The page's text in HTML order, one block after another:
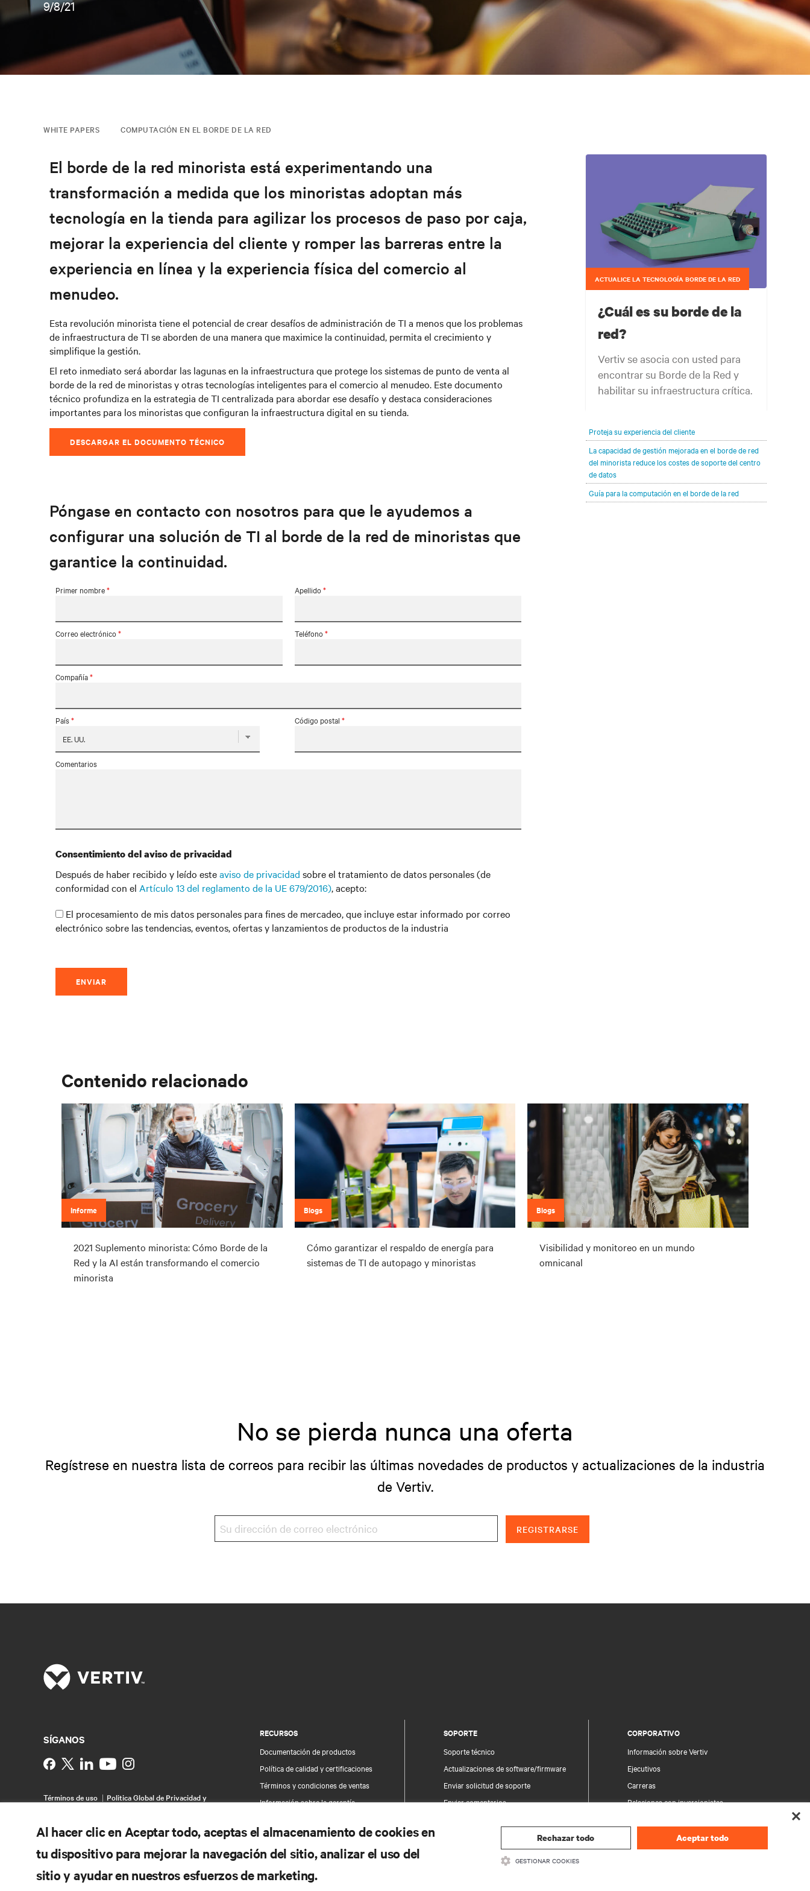
9/8/21
WHITE PAPERS COMPUTACIÓN EN EL BORDE DE LA RED
El borde de la red minorista está experimentando una
transformación a medida que los minoristas adoptan más
tecnología en la tienda para agilizar los procesos de paso por caja,
mejorar la experiencia del cliente y romper las barreras entre la
experiencia en línea y la experiencia física del comercio al
menudeo.
Esta revolución minorista tiene el potencial de crear desafíos de administración de TI a menos que los problemas
de infraestructura de TI se aborden de una manera que maximice la continuidad, permita el crecimiento y
simplifique la gestión.
El reto inmediato será abordar las lagunas en la infraestructura que protege los sistemas de punto de venta al
borde de la red de minoristas y otras tecnologías inteligentes para el comercio al menudeo. Este documento
técnico profundiza en la estrategia de TI centralizada para abordar ese desafío y destaca consideraciones
importantes para los minoristas que configuran la infraestructura digital en su tienda.
DESCARGAR EL DOCUMENTO TÉCNICO
Póngase en contacto con nosotros para que le ayudemos a
configurar una solución de TI al borde de la red de minoristas que
garantice la continuidad.
Primer nombre* Apellido*
Correo electrónico* Teléfono*
Compañía*
País* Código postal *
Comentarios
Consentimiento del aviso de privacidad
Después de haber recibido y leído esteaviso de privacidad sobre el tratamiento de datos personales (de
conformidad con el Artículo 13 del reglamento de la UE 679/2016), acepto:
El procesamiento de mis datos personales para fines de mercadeo, que incluye estar informado por correo
electrónico sobre las tendencias, eventos, ofertas y lanzamientos de productos de la industria
ENVIAR
ACTUALICE LA TECNOLOGÍA BORDE DE LA RED
¿Cuál es su borde de la
red?
Vertiv se asocia con usted para
encontrar su Borde de la Red y
habilitar su infraestructura crítica.
donde sea que sus clientes estén y para lo que
necesiten. Su desafío es mantenerse al ritmo de
esa evolución.
Proteja su experiencia del cliente
La capacidad de gestión mejorada en el borde de red
del minorista reduce los costes de soporte del centro
de datos
Guía para la computación en el borde de la red
Contenido relacionado
Informe
2021 Suplemento minorista: Cómo Borde de la
Red y la AI están transformando el comercio
minorista
Blogs
Cómo garantizar el respaldo de energía para
sistemas de TI de autopago y minoristas
Blogs
Visibilidad y monitoreo en un mundo
omnicanal
No se pierda nunca una oferta
Regístrese en nuestra lista de correos para recibir las últimas novedades de productos y actualizaciones de la industria
de Vertiv.
REGISTRARSE
RECURSOS
Documentación de productos
Política de calidad y certificaciones
Términos y condiciones de ventas
Información sobre la garantía
Mapa del sitio
SOPORTE
Soporte técnico
Actualizaciones de software/firmware
Enviar solicitud de soporte
Enviar comentarios
Información y seguridad del producto
Informar de un problema de seguridad
CORPORATIVO
Información sobre Vertiv
Ejecutivos
Carreras
Relaciones con inversionistas
Sus opciones de privacidad
Avisos de privacidad
SÍGANOS
Instagram
Términos de uso
Politica Global de Privacidad y
reservados.
Al hacer clic en Aceptar todo, aceptas el almacenamiento de cookies en
tu dispositivo para mejorar la navegación del sitio, analizar el uso del
sitio y ayudar en nuestros esfuerzos de marketing.
Rechazar todo Aceptar todo
GESTIONAR COOKIES